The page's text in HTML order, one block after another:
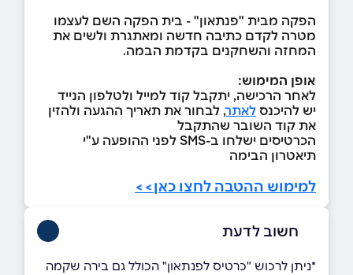
הפקה מבית "פנתאון" - בית הפקה השם לעצמו
מטרה לקדם כתיבה חדשה ומאתגרת ולשים את
המחזה והשחקנים בקדמת הבמה.
אופן המימוש:
לאחר הרכישה, יתקבל קוד למייל ולטלפון הנייד
יש להיכנס לאתר, לבחור את תאריך ההגעה ולהזין
את קוד השובר שהתקבל
הכרטיסים ישלחו ב-SMS לפני ההופעה ע"י
תיאטרון הבימה
למימוש ההטבה לחצו כאן>>
חשוב לדעת
*ניתן לרכוש "כרטיס לפנתאון" הכולל גם בירה שקמה